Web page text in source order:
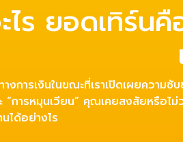
ไร ยอดเทิร์น
างการเงินในขณะที่เราเปิดเผยคว
การหมุนเวียน” คุณเคยสงสัยหรือไม่
ได้อย่างไร